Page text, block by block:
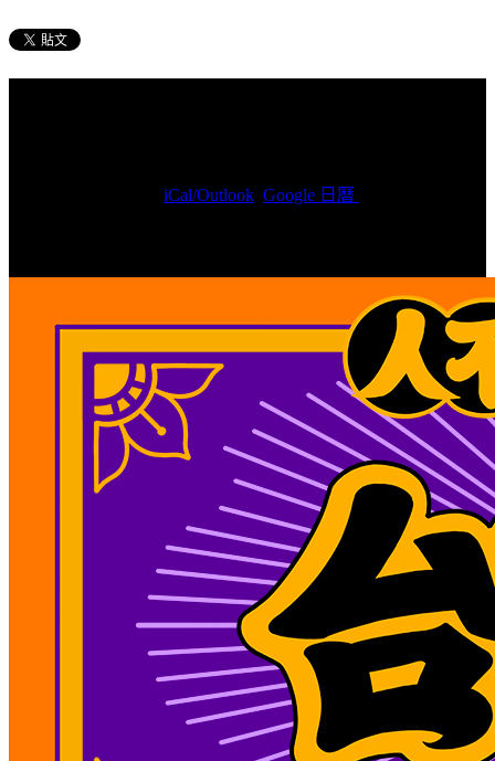
iCal/Outlook Google 日曆